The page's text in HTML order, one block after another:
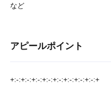
など
アピールポイント
+:-:+:-:+:-:+:-:+:-:+:-:+:-:+:-:+